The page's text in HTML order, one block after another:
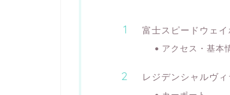
富士スピードウェ
アクセス・基本
レジデンシャルヴ